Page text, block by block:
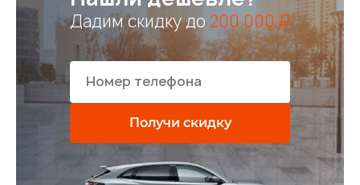
Дадим скидку до 200 000 ₽
Получи скидку